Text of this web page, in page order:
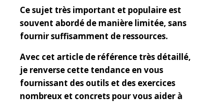
Ce sujet très important et populaire est
souvent abordé de manière limitée, sans
fournir suffisamment de ressources.
Avec cet article de référence très détaillé,
je renverse cette tendance en vous
fournissant des outils et des exercices
nombreux et concrets pour vous aider à